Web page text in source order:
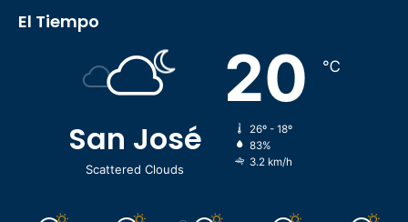
El Tiempo
San José
Scattered Clouds
20 ℃
26º - 18º
83%
3.2 km/h